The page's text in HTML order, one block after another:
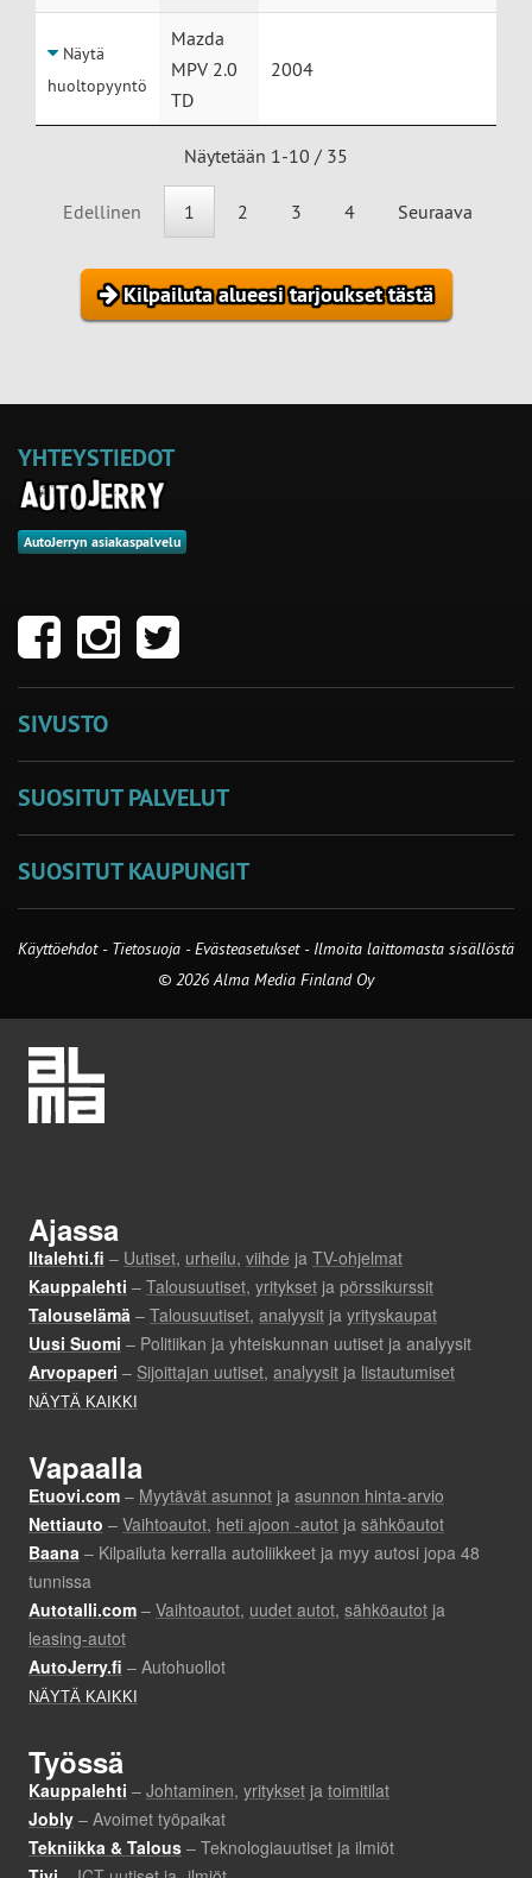
Näytä
huoltopyyntö
Mazda
MPV 2.0
TD
2004
Näytetään 1-10 / 35
Edellinen 1 2 3 4 Seuraava
Kilpailuta alueesi tarjoukset tästä
YHTEYSTIEDOT
AutoJerryn asiakaspalvelu
SIVUSTO
SUOSITUT PALVELUT
SUOSITUT KAUPUNGIT
Käyttöehdot - Tietosuoja -Evästeasetukset- Ilmoita laittomasta sisällöstä
© 2026 Alma Media Finland Oy